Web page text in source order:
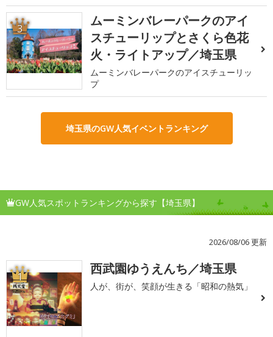
3
ムーミンバレーパークのアイ
スチューリップとさくら色花
火・ライトアップ／埼玉県
ムーミンバレーパークのアイスチューリッ
プ
埼玉県のGW人気イベントランキング
GW人気スポットランキングから探す【埼玉県】
2026/08/06 更新
1 西武園ゆうえんち／埼玉県
人が、街が、笑顔が生きる「昭和の熱気」